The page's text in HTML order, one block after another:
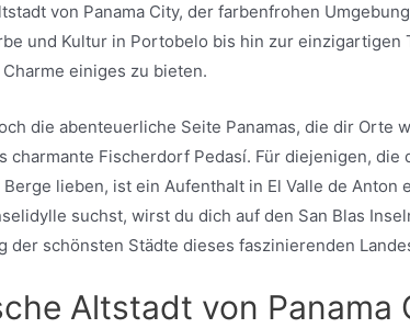
von Panama City, der farbenfrohen
und Kultur in Portobelo bis hin zur einzigartigen
einiges zu bieten.
die abenteuerliche Seite Panamas, die dir Orte
charmante Fischerdorf Pedasí. Für diejenigen, die
lieben, ist ein Aufenthalt in El Valle de
suchst, wirst du dich auf den San Blas
der schönsten Städte dieses faszinierenden
Altstadt von Panama